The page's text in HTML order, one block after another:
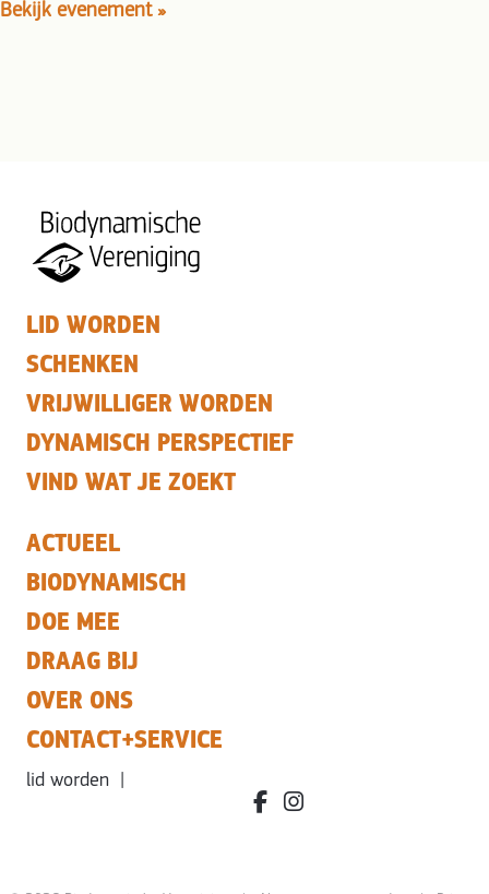
Bekijk evenement »
LID WORDEN
SCHENKEN
VRIJWILLIGER WORDEN
DYNAMISCH PERSPECTIEF
VIND WAT JE ZOEKT
ACTUEEL
BIODYNAMISCH
DOE MEE
DRAAG BIJ
OVER ONS
CONTACT+SERVICE
lid worden
facebook.com/bdvereniging/
instagram.com/